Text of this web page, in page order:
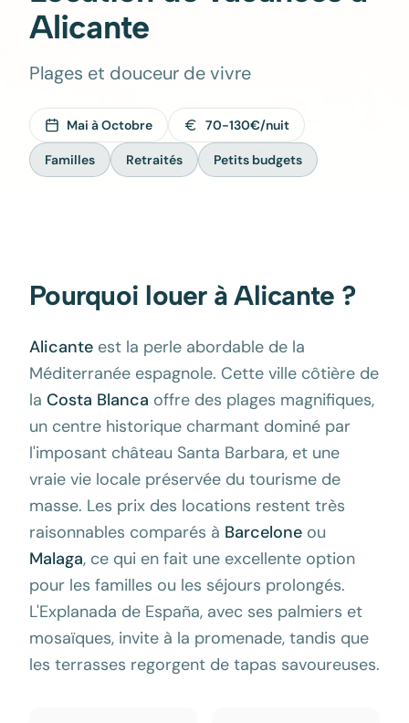
Alicante
Plages et douceur de vivre
Mai à Octobre 70-130€/nuit
Familles Retraités Petits budgets
Pourquoi louer àAlicante ?
Alicante est la perle abordable de la
Méditerranée espagnole. Cette ville côtière de
la Costa Blanca offre des plages magnifiques,
un centre historique charmant dominé par
l'imposant château Santa Barbara, et une
vraie vie locale préservée du tourisme de
masse. Les prix des locations restent très
raisonnables comparés à Barcelone ou
Malaga, ce qui en fait une excellente option
pour les familles ou les séjours prolongés.
L'Explanada de España, avec ses palmiers et
mosaïques, invite à la promenade, tandis que
les terrasses regorgent de tapas savoureuses.